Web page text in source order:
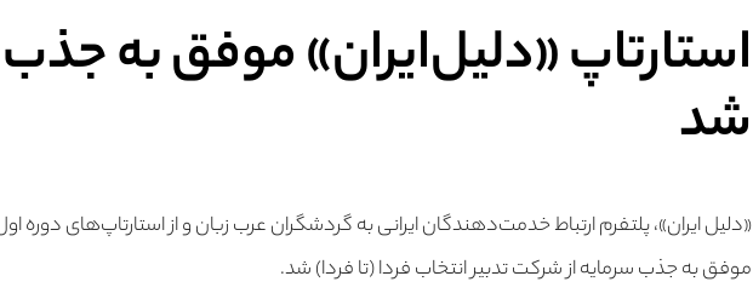
استارتاپ «دلیل‌ایران» موفق به
شد
«دلیل ایران»، پلتفرم ارتباط خدمت‌دهند‌گان ایرانی به گردشگران عرب‌ زبان و از استارتاپ‌های دوره‌
موفق به جذب سرمایه از شرکت تدبیر انتخاب فردا (تا فردا) شد.